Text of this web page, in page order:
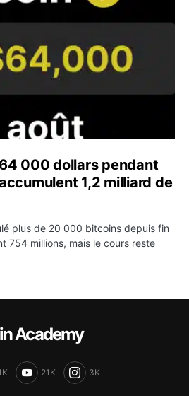
000 dollars pendant
1,2 milliard de
plus de 20 000 bitcoins depuis fin
754 millions, mais le cours reste
Academy
21K 3K